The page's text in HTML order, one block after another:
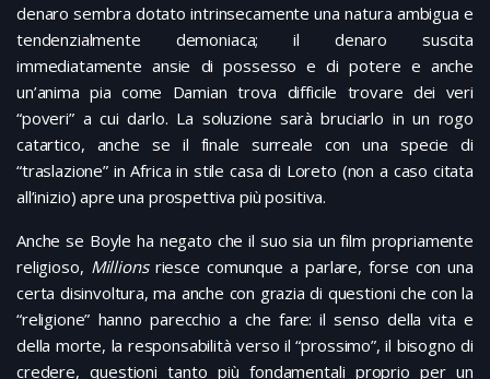
denaro sembra dotato intrinsecamente una natura ambigua e
tendenzialmente demoniaca; il denaro suscita
immediatamente ansie di possesso e di potere e anche
un’anima pia come Damian trova difficile trovare dei veri
“poveri” a cui darlo. La soluzione sarà bruciarlo in un rogo
catartico, anche se il finale surreale con una specie di
“traslazione” in Africa in stile casa di Loreto (non a caso citata
all’inizio) apre una prospettiva più positiva.
Anche se Boyle ha negato che il suo sia un film propriamente
religioso, Millionsriesce comunque a parlare, forse con una
certa disinvoltura, ma anche con grazia di questioni che con la
“religione” hanno parecchio a che fare: il senso della vita e
della morte, la responsabilità verso il “prossimo”, il bisogno di
credere, questioni tanto più fondamentali proprio per un